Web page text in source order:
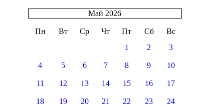
Май 2026
Пн Вт Ср Чт Пт Сб
Вс
1
2 3
4 5 6 7 8 9 10
11 12 13 14 15 16 17
18 19 20 21 22 23 24